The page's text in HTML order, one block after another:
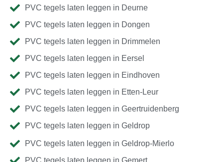
PVC tegels laten leggen in Deurne
PVC tegels laten leggen in Dongen
PVC tegels laten leggen in Drimmelen
PVC tegels laten leggen in Eersel
PVC tegels laten leggen in Eindhoven
PVC tegels laten leggen in Etten-Leur
PVC tegels laten leggen in Geertruidenberg
PVC tegels laten leggen in Geldrop
PVC tegels laten leggen in Geldrop-Mierlo
PVC tegels laten leggen in Gemert